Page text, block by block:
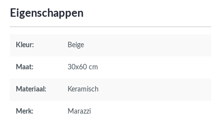
Eigenschappen
Kleur: Beige
Maat: 30x60 cm
Materiaal: Keramisch
Merk: Marazzi